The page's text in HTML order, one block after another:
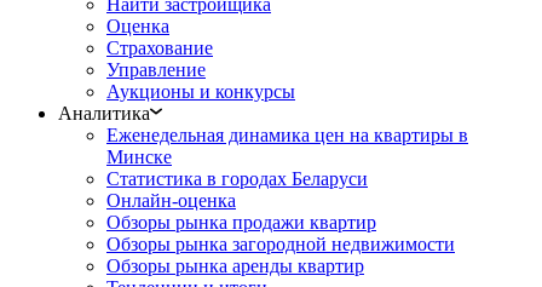
Оценка
Страхование
Управление
Аукционы и конкурсы
Аналитика
Еженедельная динамика цен на квартиры в
Минске
Статистика в городах Беларуси
Онлайн-оценка
Обзоры рынка продажи квартир
Обзоры рынка загородной недвижимости
Обзоры рынка аренды квартир